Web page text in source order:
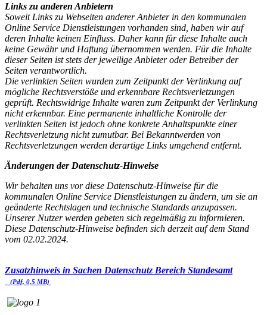
Links zu anderen Anbietern
Soweit Links zu Webseiten anderer Anbieter in den kommunalen
Online Service Dienstleistungen vorhanden sind, haben wir auf
deren Inhalte keinen Einfluss. Daher kann für diese Inhalte auch
keine Gewähr und Haftung übernommen werden. Für die Inhalte
dieser Seiten ist stets der jeweilige Anbieter oder Betreiber der
Seiten verantwortlich.
Die verlinkten Seiten wurden zum Zeitpunkt der Verlinkung auf
mögliche Rechtsverstöße und erkennbare Rechtsverletzungen
geprüft. Rechtswidrige Inhalte waren zum Zeitpunkt der Verlinkung
nicht erkennbar. Eine permanente inhaltliche Kontrolle der
verlinkten Seiten ist jedoch ohne konkrete Anhaltspunkte einer
Rechtsverletzung nicht zumutbar. Bei Bekanntwerden von
Rechtsverletzungen werden derartige Links umgehend entfernt.
Änderungen der Datenschutz-Hinweise
Wir behalten uns vor diese Datenschutz-Hinweise für die
kommunalen Online Service Dienstleistungen zu ändern, um sie an
geänderte Rechtslagen und technische Standards anzupassen.
Unserer Nutzer werden gebeten sich regelmäßig zu informieren.
Diese Datenschutz-Hinweise befinden sich derzeit auf dem Stand
vom 02.02.2024.
Zusatzhinweis in Sachen Datenschutz Bereich Standesamt
(Pdf, 0,5 MB)